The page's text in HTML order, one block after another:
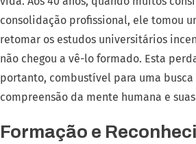
consolidação profissional, ele tomou
retomar os estudos universitários
não chegou a vê-lo formado. Esta
portanto, combustível para uma
compreensão da mente humana e
Formação e